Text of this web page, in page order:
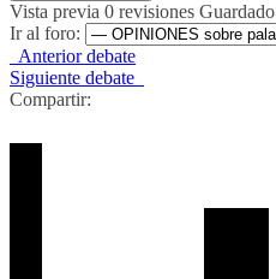
Vista previa 0 revisiones Guardado
Ir al foro:
Anterior debate
Siguiente debate
Compartir: